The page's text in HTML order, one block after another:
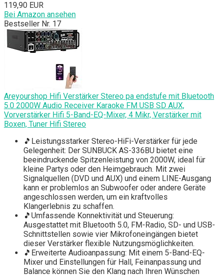
119,90 EUR
Bei Amazon ansehen
Bestseller Nr. 17
Areyourshop Hifi Verstärker Stereo pa endstufe mit Bluetooth
5.0 2000W Audio Receiver Karaoke FM USB SD AUX,
Vorverstärker Hifi 5-Band-EQ-Mixer, 4 Mikr, Verstärker mit
Boxen, Tuner Hifi Stereo
🎵Leistungsstarker Stereo-HiFi-Verstärker für jede
Gelegenheit: Der SUNBUCK AS-336BU bietet eine
beeindruckende Spitzenleistung von 2000W, ideal für
kleine Partys oder den Heimgebrauch. Mit zwei
Signalquellen (DVD und AUX) und einem LINE-Ausgang
kann er problemlos an Subwoofer oder andere Geräte
angeschlossen werden, um ein kraftvolles
Klangerlebnis zu schaffen.
🎵Umfassende Konnektivität und Steuerung:
Ausgestattet mit Bluetooth 5.0, FM-Radio, SD- und USB-
Schnittstellen sowie vier Mikrofoneingängen bietet
dieser Verstärker flexible Nutzungsmöglichkeiten.
🎵Erweiterte Audioanpassung: Mit einem 5-Band-EQ-
Mixer und Einstellungen für Hall, Feinanpassung und
Balance können Sie den Klang nach Ihren Wünschen